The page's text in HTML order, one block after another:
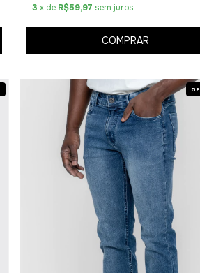
3 x de R$59,97 sem juros
COMPRAR
58